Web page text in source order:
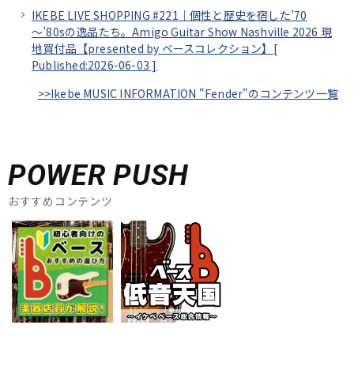
IKEBE LIVE SHOPPING #221｜個性と歴史を宿した’70
～’80sの逸品たち。Amigo Guitar Show Nashville 2026 現
地買付品【presented by ベースコレクション】[
Published:2026-06-03 ]
>>Ikebe MUSIC INFORMATION "Fender"のコンテンツ一覧
POWER PUSH
おすすめコンテンツ